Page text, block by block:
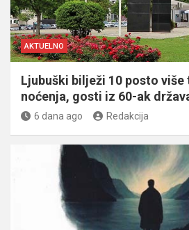
AKTUELNO
Ljubuški bilježi 10 posto
noćenja, gosti iz 60-ak
6 dana ago Redakcija